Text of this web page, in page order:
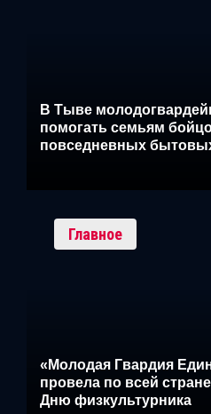
В Тыве
помогать семьям
повседневных
Главное
«Молодая Гвардия
провела по всей
Дню физкультурника